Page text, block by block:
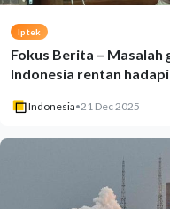
Iptek
Fokus Berita –
Indonesia rentan
Indonesia•21 Dec 2025